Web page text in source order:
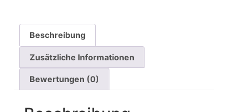
Beschreibung
Zusätzliche Informationen
Bewertungen (0)